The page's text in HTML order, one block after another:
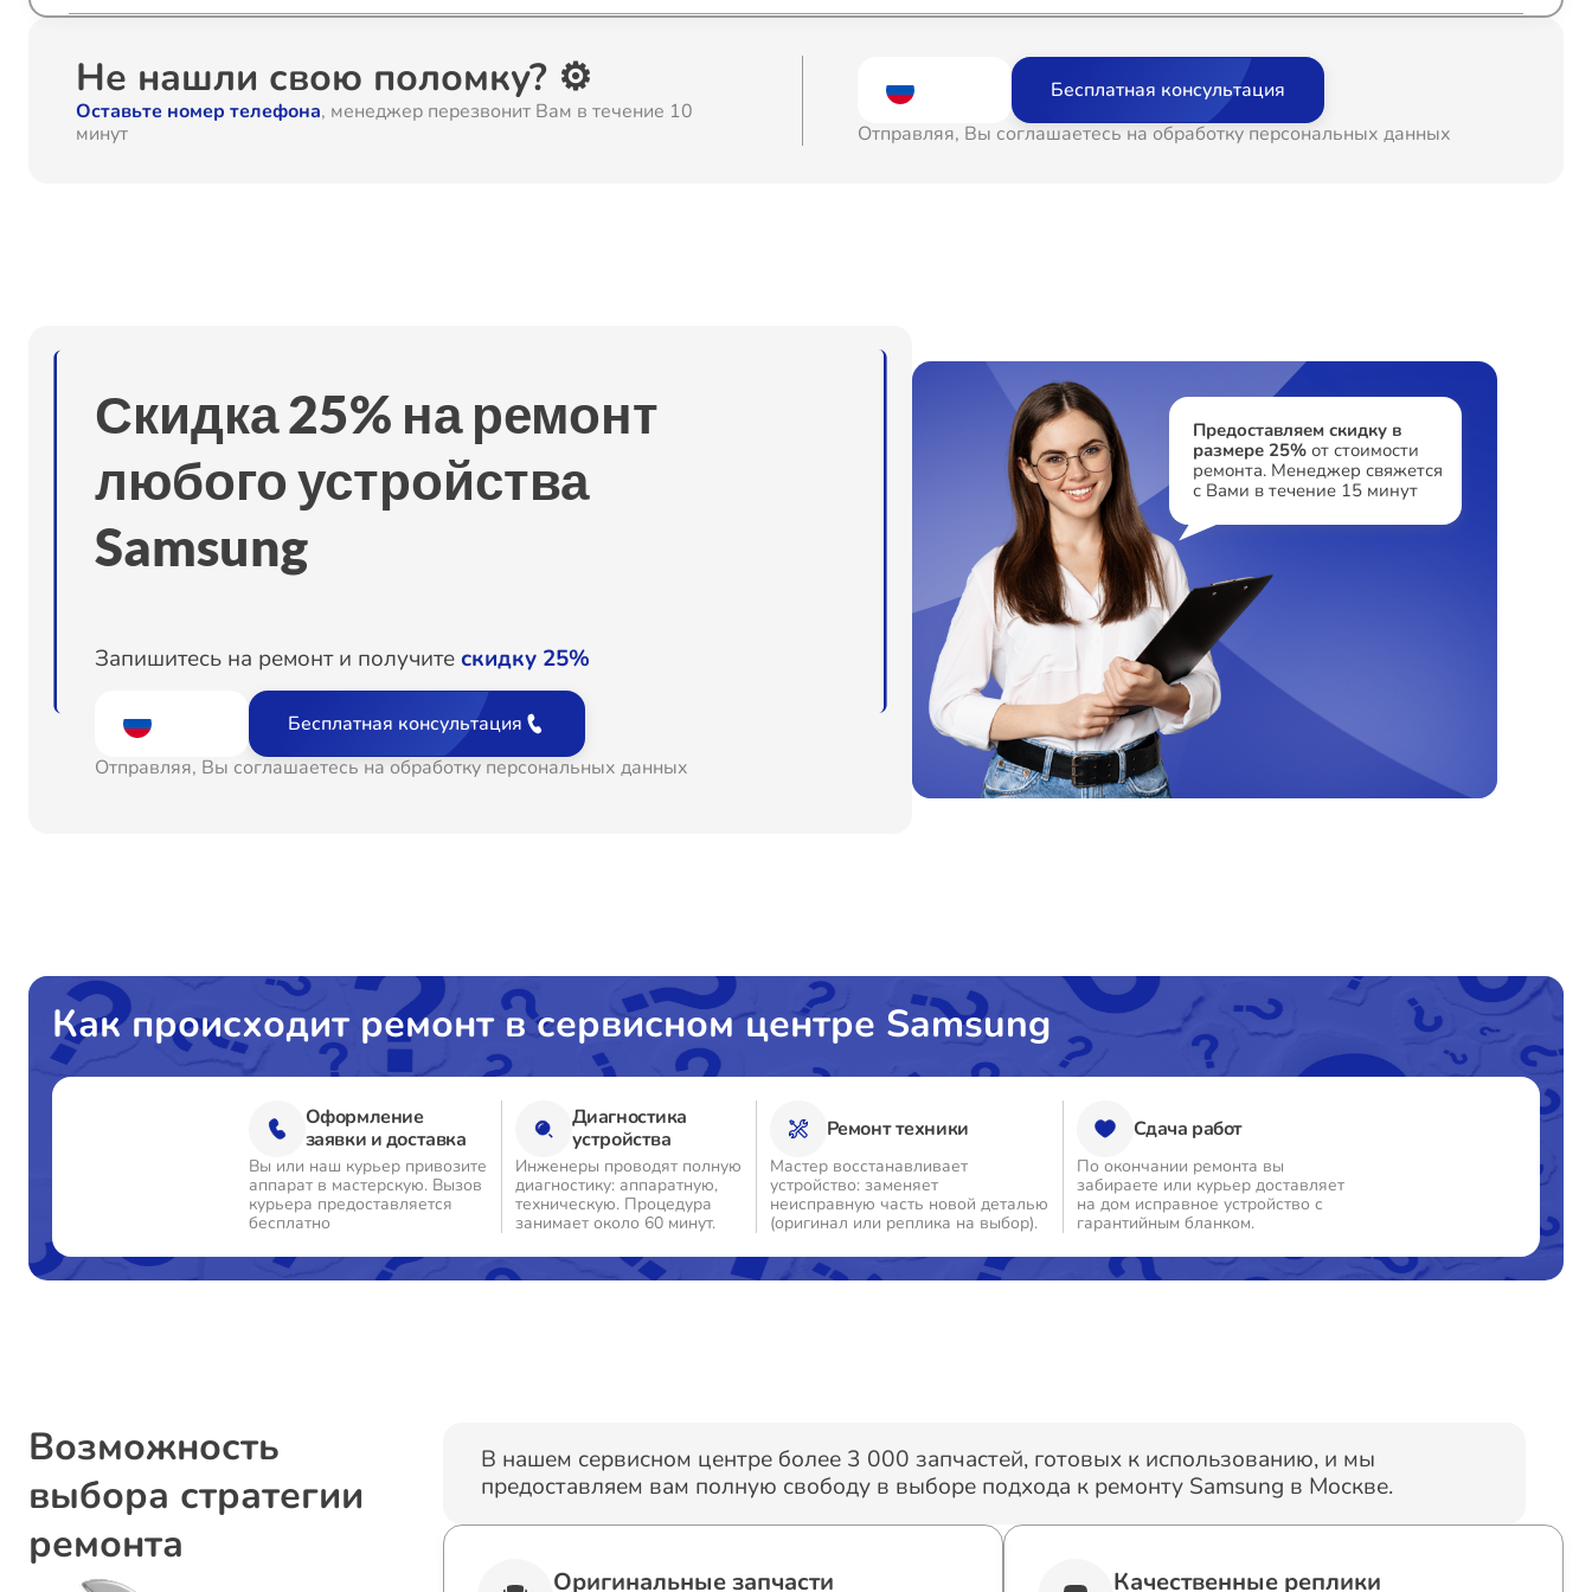
Замена разъема питания от 60 минут от 700₽
Ремонт кнопки от 60 минут
Не нашли свою поломку? ⚙️
Оставьте номер телефона, менеджер перезвонит Вам в течение 10
минут
Бесплатная консультация
Отправляя, Вы соглашаетесь на обработку персональных данных
Скидка 25% на ремонт
любого устройства
Samsung
Запишитесь на ремонт и получитескидку 25%
Бесплатная консультация
Отправляя, Вы соглашаетесь на обработку персональных данных
Предоставляем скидку в
размере 25% от стоимости
ремонта. Менеджер свяжется
с Вами в течение 15 минут
Как происходит ремонт в сервисном центре Samsung
Оформление
заявки и доставка
Вы или наш курьер привозите
аппарат в мастерскую. Вызов
курьера предоставляется
бесплатно
Диагностика
устройства
Инженеры проводят полную
диагностику: аппаратную,
техническую. Процедура
занимает около 60 минут.
Ремонт техники
Мастер восстанавливает
устройство: заменяет
неисправную часть новой деталью
(оригинал или реплика на выбор).
Сдача работ
По окончании ремонта вы
забираете или курьер доставляет
на дом исправное устройство с
гарантийным бланком.
Возможность
выбора стратегии
ремонта
В нашем сервисном центре более 3 000 запчастей, готовых к использованию, и мы
предоставляем вам полную свободу в выборе подхода к ремонту Samsung в Москве.
Оригинальные запчасти Качественные реплики